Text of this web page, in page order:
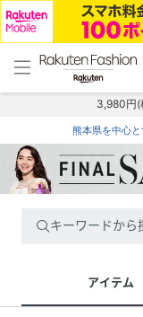
menu home
トップ
3,980円(
熊本県を中心
キーワードから
アイテム